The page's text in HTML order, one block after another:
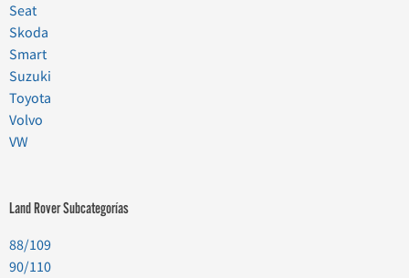
Seat
Skoda
Smart
Suzuki
Toyota
Volvo
VW
Land Rover Subcategorías
88/109
90/110